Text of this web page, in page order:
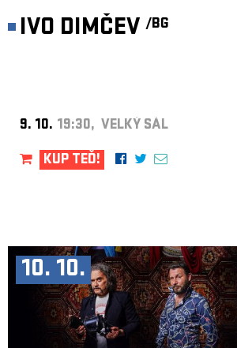
IVO DIMČEV /BG
9. 10. 19:30, VELKÝ SÁL
KUP TEĎ!
10. 10.